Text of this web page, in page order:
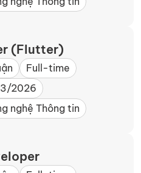
(Flutter)
Full-time
2026
nghệ Thông tin